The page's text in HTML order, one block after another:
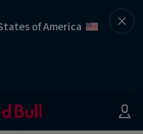
of America
て～】
絶後のアクロバ